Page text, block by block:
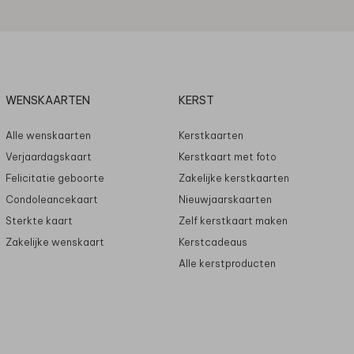
WENSKAARTEN
Alle wenskaarten
Verjaardagskaart
Felicitatie geboorte
Condoleancekaart
Sterkte kaart
Zakelijke wenskaart
KERST
Kerstkaarten
Kerstkaart met foto
Zakelijke kerstkaarten
Nieuwjaarskaarten
Zelf kerstkaart maken
Kerstcadeaus
Alle kerstproducten